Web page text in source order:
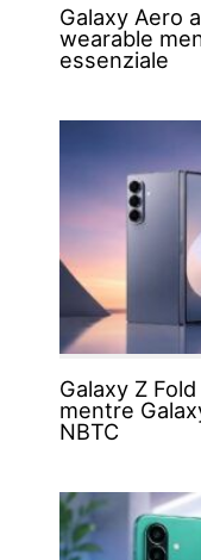
Galaxy Aero
wearable
essenziale
Galaxy Z
mentre
NBTC